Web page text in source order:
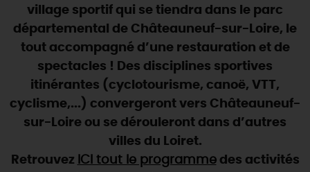
La Route des Métiers d'Art
TOUT L'ART DE VIVRE
Une saison de festivals 🎉
Rendez-vous de la nature en 2026
Des sorties en famille dans le Loiret !
Programme des animations "Loiret au fil de l'eau"
2026
Où sortir ?
village sportif qui se tiendra dans le parc
départemental de Châteauneuf-sur-Loire, le
tout accompagné d’une restauration et de
spectacles ! Des disciplines sportives
itinérantes (cyclotourisme, canoë, VTT,
cyclisme,...) convergeront vers Châteauneuf-
sur-Loire ou se dérouleront dans d’autres
villes du Loiret.
Retrouvez ICI tout le programmedes activités